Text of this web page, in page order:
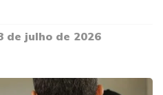
de julho de 2026